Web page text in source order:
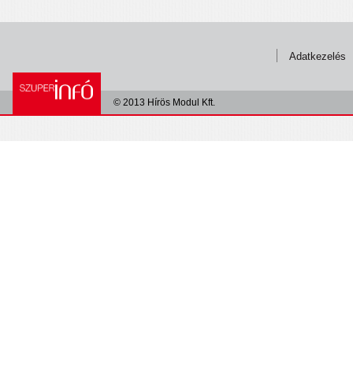
Adatkezelés
© 2013 Hírös Modul Kft.